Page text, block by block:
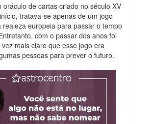
oráculo de cartas criado no século XV
tratava-se apenas de um jogo
realeza europeia para passar o tempo
com o passar dos anos foi
mais claro que esse jogo era
pessoas para prever o futuro.